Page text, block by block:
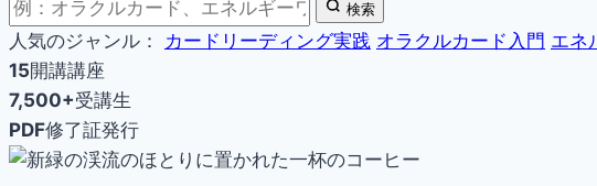
検索
人気のジャンル： カードリーディング実践 オラクルカード入門 エネ
15開講講座
7,500+受講生
PDF修了証発行